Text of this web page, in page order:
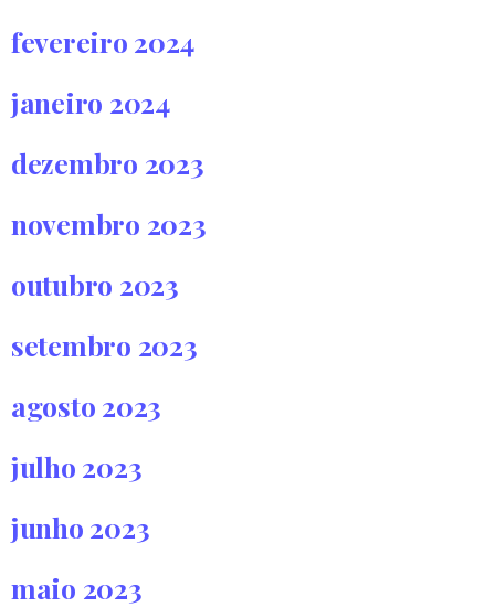
fevereiro 2024
janeiro 2024
dezembro 2023
novembro 2023
outubro 2023
setembro 2023
agosto 2023
julho 2023
junho 2023
maio 2023